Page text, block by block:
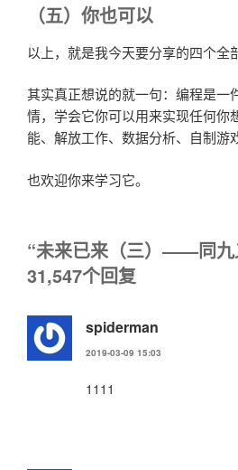
（五）你也可以
以上，就是我今天要分享的四个全
其实真正想说的就一句：编程是一
情，学会它你可以用来实现任何你
能、解放工作、数据分析、自制游
也欢迎你来学习它。
“未来已来（三）——同九
31,547个回复
spiderman
2019-03-09 15:03
1111